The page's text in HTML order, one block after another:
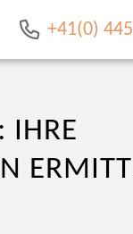
+41(0)
IHRE